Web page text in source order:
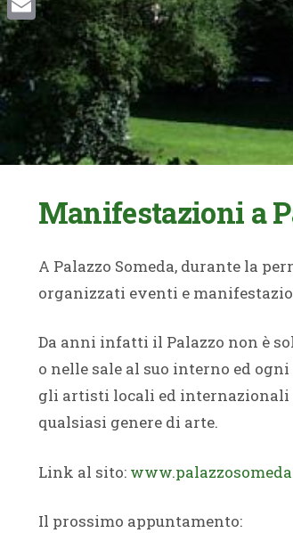
Manifestazioni a
A Palazzo Someda, durante la
organizzati eventi e
Da anni infatti il Palazzo non è
o nelle sale al suo interno ed
gli artisti locali ed internazionali
qualsiasi genere di arte.
Link al sito:
Il prossimo appuntamento:
Email